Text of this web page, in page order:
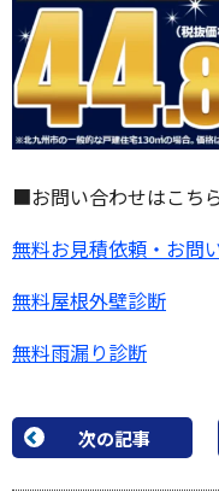
■お問い合わせはこち
無料お見積依頼・お問
無料屋根外壁診断
無料雨漏り診断
次の記事